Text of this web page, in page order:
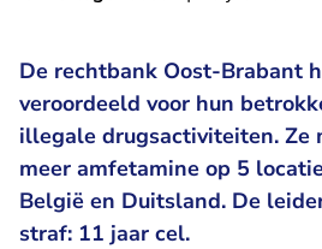
De rechtbank Oost-Brabant
veroordeeld voor hun
illegale drugsactiviteiten. Ze
meer amfetamine op 5
België en Duitsland. De
straf: 11 jaar cel.